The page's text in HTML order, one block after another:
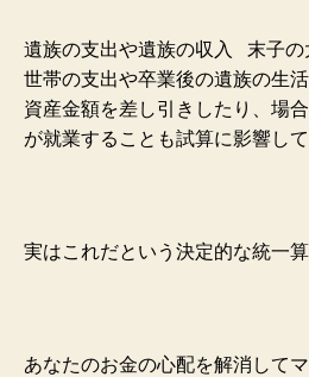
遺族の支出や遺族の収入 末子の
世帯の支出や卒業後の遺族の生
資産金額を差し引きしたり、場
が就業することも試算に影響して
実はこれだという決定的な統一
あなたのお金の心配を解消して